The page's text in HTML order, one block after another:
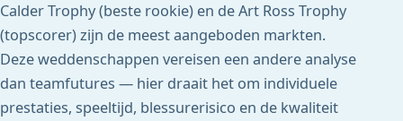
Calder Trophy (beste rookie) en de Art Ross Trophy
(topscorer) zijn de meest aangeboden markten.
Deze weddenschappen vereisen een andere analyse
dan teamfutures — hier draait het om individuele
prestaties, speeltijd, blessurerisico en de kwaliteit